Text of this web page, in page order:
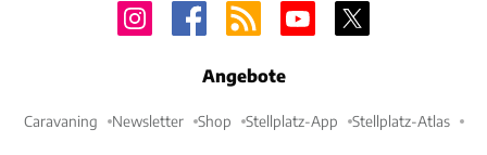
Angebote
Caravaning Newsletter Shop Stellplatz-App Stellplatz-Atlas